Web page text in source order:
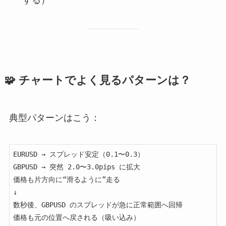
🧩 チャートでよく見るパターンは？
典型パターンはこう：
EURUSD → スプレッド安定（0.1〜0.3）
GBPUSD → 突然 2.0〜3.0pips に拡大
価格も片方向に“滑るように”走る
↓
数秒後、GBPUSD のスプレッドが急に正常範囲へ回帰
価格も元の位置へ戻される（吸い込み）